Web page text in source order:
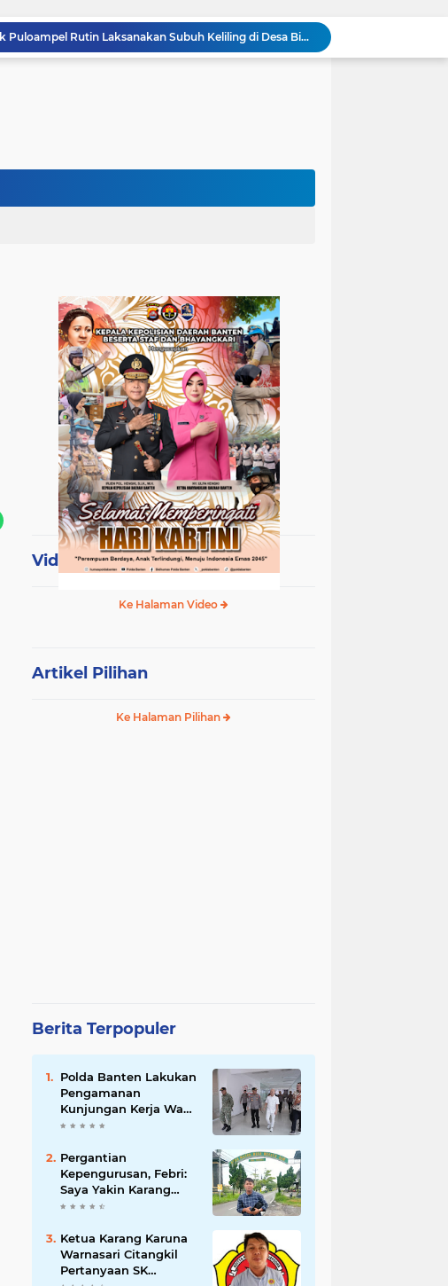
Anggota Polsek Puloampel Rutin Laksanakan Subuh Keliling di Desa Binaannya
Bhabinkamtibmas Polsek Puloampel Sambang Warganya, Himbau Bahaya Bakar Sampah dan Sosialisasikan Layanan 110
Personel Samapta KSKP Merak Polres Cilegon Patroli Dialogis Sampaikan Imbauan kepada Pengguna Jasa Kepelabuhan
Video Terpopuler
Ke Halaman Video
Artikel Pilihan
Ke Halaman Pilihan
Berita Terpopuler
Polda Banten Lakukan
Pengamanan
Kunjungan Kerja Wakil
Presiden RI
Pergantian
Kepengurusan, Febri:
Saya Yakin Karang
Taruna Wanakarsa
Kepemimpinan Bung
Entus Jauh Membawa
Manfaat
Ketua Karang Karuna
Warnasari Citangkil
Pertanyaan SK